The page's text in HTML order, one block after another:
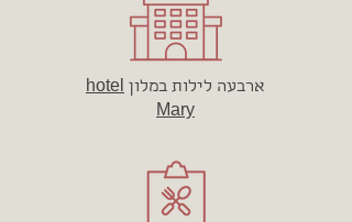
ארבעה לילות במלון hotel
Mary